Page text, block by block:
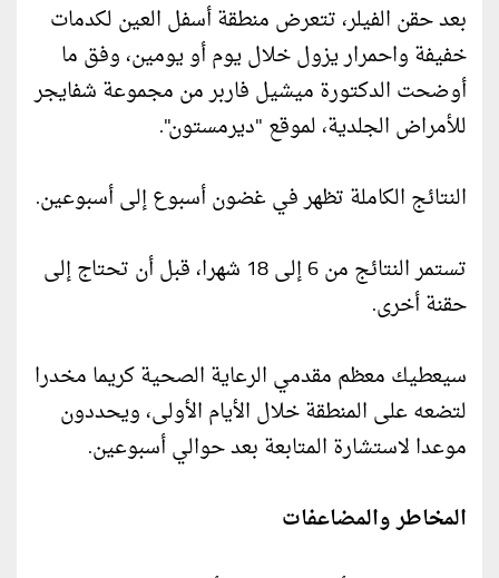
بعد حقن الفيلر، تتعرض منطقة أسفل العين لكدمات
خفيفة واحمرار يزول خلال يوم أو يومين، وفق ما
أوضحت الدكتورة ميشيل فاربر من مجموعة شفايجر
للأمراض الجلدية، لموقع "ديرمستون".
النتائج الكاملة تظهر في غضون أسبوع إلى أسبوعين.
تستمر النتائج من 6 إلى 18 شهرا، قبل أن تحتاج إلى
حقنة أخرى.
سيعطيك معظم مقدمي الرعاية الصحية كريما مخدرا
لتضعه على المنطقة خلال الأيام الأولى، ويحددون
موعدا لاستشارة المتابعة بعد حوالي أسبوعين.
المخاطر والمضاعفات